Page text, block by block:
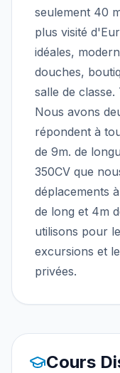
seulement 40
plus visité
idéales,
douches,
salle de
Nous avons
répondent à
de 9m. de
350CV que
déplacements
de long et 4m
utilisons pour
excursions et
privées.
Cours